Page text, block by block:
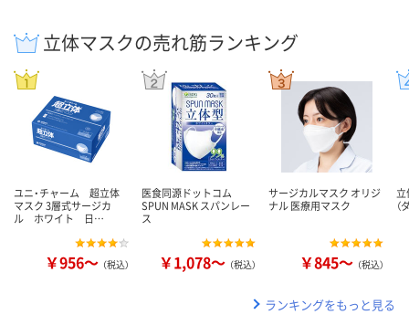
立体マスクの売れ筋ランキング
ユニ・チャーム 超立体
マスク 3層式サージカ
ル ホワイト 日…
￥956～ （税込）
医食同源ドットコム
SPUN MASK スパンレー
ス
￥1,078～ （税込）
サージカルマスク オリジ
ナル 医療用マスク
￥845～ （税込）
ランキングをもっと見る